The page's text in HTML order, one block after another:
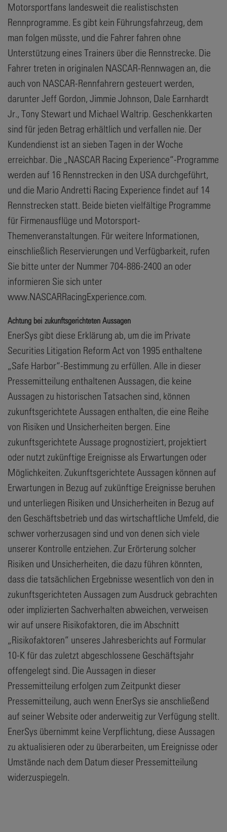
Motorsportfans landesweit die realistischsten
Rennprogramme. Es gibt kein Führungsfahrzeug, dem
man folgen müsste, und die Fahrer fahren ohne
Unterstützung eines Trainers über die Rennstrecke. Die
Fahrer treten in originalen NASCAR-Rennwagen an, die
auch von NASCAR-Rennfahrern gesteuert werden,
darunter Jeff Gordon, Jimmie Johnson, Dale Earnhardt
Jr., Tony Stewart und Michael Waltrip. Geschenkkarten
sind für jeden Betrag erhältlich und verfallen nie. Der
Kundendienst ist an sieben Tagen in der Woche
erreichbar. Die „NASCAR Racing Experience“-Programme
werden auf 16 Rennstrecken in den USA durchgeführt,
und die Mario Andretti Racing Experience findet auf 14
Rennstrecken statt. Beide bieten vielfältige Programme
für Firmenausflüge und Motorsport-
Themenveranstaltungen. Für weitere Informationen,
einschließlich Reservierungen und Verfügbarkeit, rufen
Sie bitte unter der Nummer 704-886-2400 an oder
informieren Sie sich unter
www.NASCARRacingExperience.com.
Achtung bei zukunftsgerichteten Aussagen
EnerSys gibt diese Erklärung ab, um die im Private
Securities Litigation Reform Act von 1995 enthaltene
„Safe Harbor“-Bestimmung zu erfüllen. Alle in dieser
Pressemitteilung enthaltenen Aussagen, die keine
Aussagen zu historischen Tatsachen sind, können
zukunftsgerichtete Aussagen enthalten, die eine Reihe
von Risiken und Unsicherheiten bergen. Eine
zukunftsgerichtete Aussage prognostiziert, projektiert
oder nutzt zukünftige Ereignisse als Erwartungen oder
Möglichkeiten. Zukunftsgerichtete Aussagen können auf
Erwartungen in Bezug auf zukünftige Ereignisse beruhen
und unterliegen Risiken und Unsicherheiten in Bezug auf
den Geschäftsbetrieb und das wirtschaftliche Umfeld, die
schwer vorherzusagen sind und von denen sich viele
unserer Kontrolle entziehen. Zur Erörterung solcher
Risiken und Unsicherheiten, die dazu führen könnten,
dass die tatsächlichen Ergebnisse wesentlich von den in
zukunftsgerichteten Aussagen zum Ausdruck gebrachten
oder implizierten Sachverhalten abweichen, verweisen
wir auf unsere Risikofaktoren, die im Abschnitt
„Risikofaktoren” unseres Jahresberichts auf Formular
10-K für das zuletzt abgeschlossene Geschäftsjahr
offengelegt sind. Die Aussagen in dieser
Pressemitteilung erfolgen zum Zeitpunkt dieser
Pressemitteilung, auch wenn EnerSys sie anschließend
auf seiner Website oder anderweitig zur Verfügung stellt.
EnerSys übernimmt keine Verpflichtung, diese Aussagen
zu aktualisieren oder zu überarbeiten, um Ereignisse oder
Umstände nach dem Datum dieser Pressemitteilung
widerzuspiegeln.